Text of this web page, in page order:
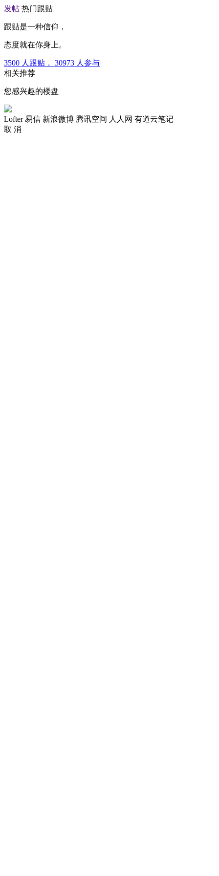
发帖 热门跟贴
跟贴是一种信仰，
态度就在你身上。
3500 人跟贴， 30973 人参与
相关推荐
您感兴趣的楼盘
Lofter 易信 新浪微博 腾讯空间 人人网 有道云笔记
取 消